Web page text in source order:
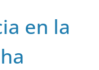
en la